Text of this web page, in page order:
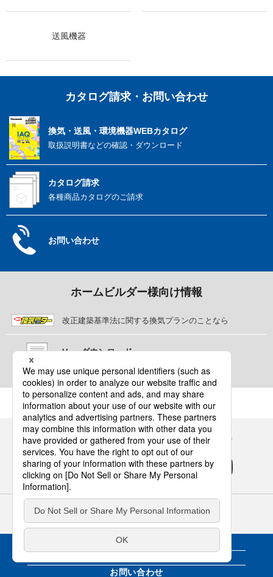
送風機器
カタログ請求・お問い合わせ
換気・送風・環境機器WEBカタログ
取扱説明書などの確認・ダウンロード
カタログ請求
各種商品カタログのご請求
お問い合わせ
換気・送風・環境機器
お問い合わせ
ホームビルダー様向け情報
改正建築基準法に関する換気プランのことなら
V-upダウンロード
Panasonicの住まい・くらし SNSアカウント
サイトのご利用にあたって
クッキーポリシー
個人情報保護方針
パナソニック ホールディングス
Area/Country
パナソニック ハウジングソリューションズ株式会社
© Panasonic Housing Solutions Co., Ltd.